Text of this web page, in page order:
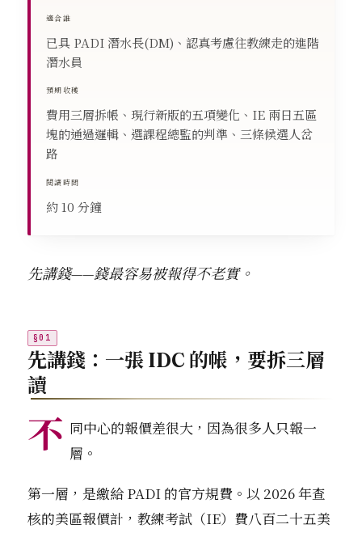
適合誰
已具 PADI 潛水長(DM)、認真考慮往教練走的進階
潛水員
預期收穫
費用三層拆帳、現行新版的五項變化、IE 兩日五區
塊的通過邏輯、選課程總監的判準、三條候選人岔
路
閱讀時間
約 10 分鐘
先講錢——錢最容易被報得不老實。
先講錢：一張 IDC 的帳，要拆三層
讀
不 同中心的報價差很大，因為很多人只報一
層。
第一層，是繳給 PADI 的官方規費。以 2026 年查
核的美區報價計，教練考試（IE）費八百二十五美